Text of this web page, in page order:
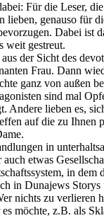
Für die Leser,
lieben, genauso für
Dabei ist
weit gestreut.
der Sicht des
Frau. Dann
ganz von außen
sind mal
Andere lieben es,
auf die zu Ihnen
in
etwas
in dem
in Dunajews Storys
nichts zu verlieren
möchte, z.B. als